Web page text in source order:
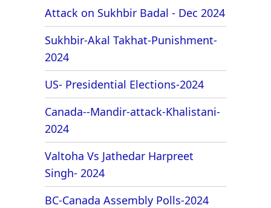
Attack on Sukhbir Badal - Dec 2024
Sukhbir-Akal Takhat-Punishment-
2024
US- Presidential Elections-2024
Canada--Mandir-attack-Khalistani-
2024
Valtoha Vs Jathedar Harpreet
Singh- 2024
BC-Canada Assembly Polls-2024